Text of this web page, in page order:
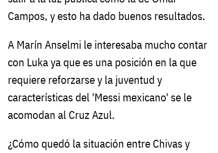
Campos, y esto ha dado buenos resultados.
A Marín Anselmi le interesaba mucho contar
con Luka ya que es una posición en la que
requiere reforzarse y la juventud y
características del 'Messi mexicano' se le
acomodan al Cruz Azul.
¿Cómo quedó la situación entre Chivas y